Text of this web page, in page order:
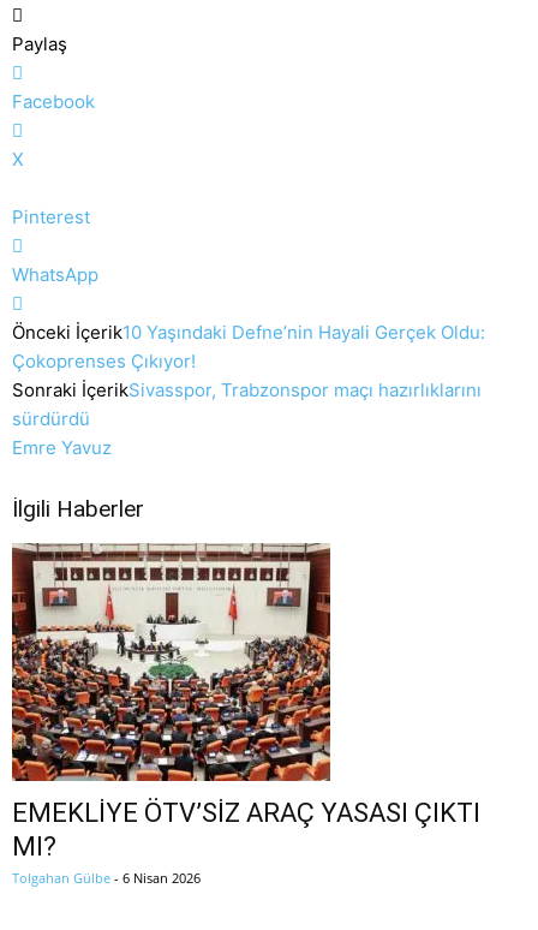
Paylaş
Facebook
X
Pinterest
WhatsApp
Önceki İçerik10 Yaşındaki Defne’nin Hayali Gerçek Oldu:
Çokoprenses Çıkıyor!
Sonraki İçerikSivasspor, Trabzonspor maçı hazırlıklarını
sürdürdü
Emre Yavuz
İlgili Haberler
EMEKLİYE ÖTV’SİZ ARAÇ YASASI ÇIKTI
MI?
Tolgahan Gülbe - 6 Nisan 2026